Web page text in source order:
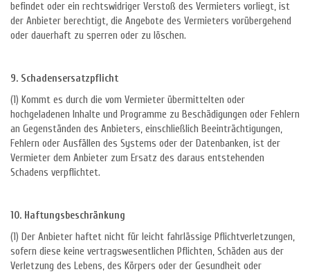
befindet oder ein rechtswidriger Verstoß des Vermieters vorliegt, ist
der Anbieter berechtigt, die Angebote des Vermieters vorübergehend
oder dauerhaft zu sperren oder zu löschen.
9. Schadensersatzpflicht
(1) Kommt es durch die vom Vermieter übermittelten oder
hochgeladenen Inhalte und Programme zu Beschädigungen oder Fehlern
an Gegenständen des Anbieters, einschließlich Beeinträchtigungen,
Fehlern oder Ausfällen des Systems oder der Datenbanken, ist der
Vermieter dem Anbieter zum Ersatz des daraus entstehenden
Schadens verpflichtet.
10. Haftungsbeschränkung
(1) Der Anbieter haftet nicht für leicht fahrlässige Pflichtverletzungen,
sofern diese keine vertragswesentlichen Pflichten, Schäden aus der
Verletzung des Lebens, des Körpers oder der Gesundheit oder